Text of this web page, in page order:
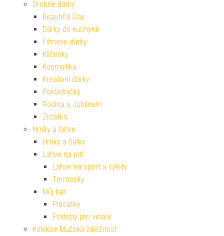
Drobné dárky
Beautiful Day
Dárky do kuchyně
Filmové dárky
Klíčenky
Kosmetika
Kreativní dárky
Pokladničky
Rodina a Jubileum
Zrcátka
Hrnky a lahve
Hrnky a šálky
Lahve na pití
Láhve na sport a výlety
Termosky
Můj bar
Placatky
Potřeby pro vinaře
Kolekce Mužská záležitost